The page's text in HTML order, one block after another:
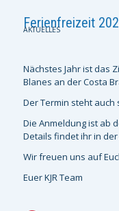
Ferienfreizeit
AKTUELLES
Nächstes Jahr ist das
Blanes an der Costa
Der Termin steht auch
Die Anmeldung ist ab
Details findet ihr in
Wir freuen uns auf
Euer KJR Team